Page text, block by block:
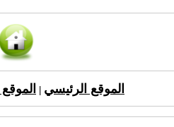
الموقع الرئيسي